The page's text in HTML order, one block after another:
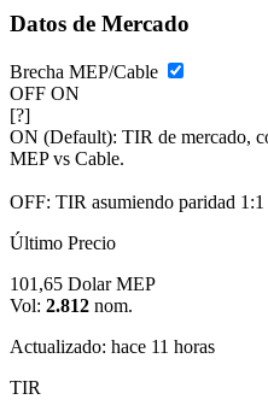
Datos de Mercado
Brecha MEP/Cable
OFF ON
[?]
ON (Default): TIR de mercado,
MEP vs Cable.
OFF: TIR asumiendo paridad
Último Precio
101,65 Dolar MEP
Vol: 2.812 nom.
Actualizado: hace 11 horas
TIR